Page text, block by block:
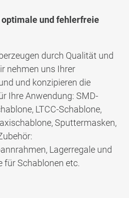
und fehlerfreie
durch Qualität und
nehmen uns Ihrer
und konzipieren die
Ihre Anwendung: SMD-
LTCC-Schablone,
Sputtermasken,
Lagerregale und
für Schablonen etc.